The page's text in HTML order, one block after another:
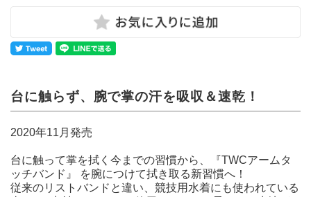
台に触らず、腕で掌の汗を吸収＆速乾！
2020年11月発売
台に触って掌を拭く今までの習慣から、『TWCアームタ
ッチバンド』 を腕につけて拭き取る新習慣へ！
従来のリストバンドと違い、競技用水着にも使われている